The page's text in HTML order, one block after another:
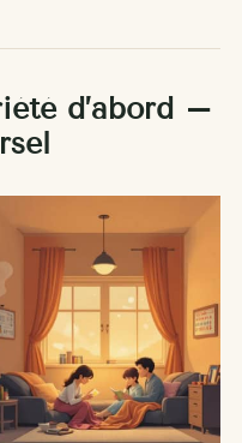
d’abord –